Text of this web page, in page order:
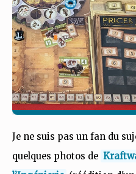
Je ne suis pas un fan du
quelques photos de